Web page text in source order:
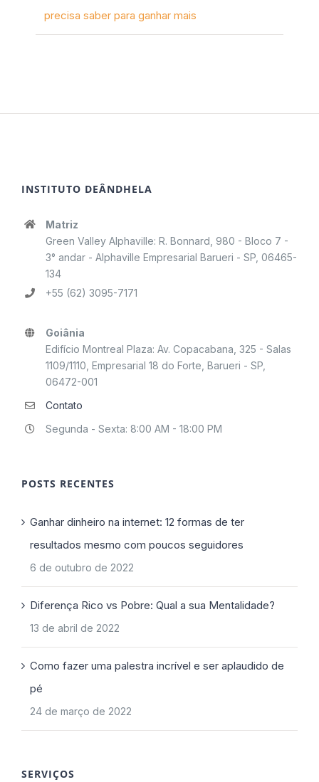
precisa saber para ganhar mais
INSTITUTO DEÂNDHELA
Matriz
Green Valley Alphaville: R. Bonnard, 980 - Bloco 7 -
3° andar - Alphaville Empresarial Barueri - SP, 06465-
134
+55 (62) 3095-7171
Goiânia
Edifício Montreal Plaza: Av. Copacabana, 325 - Salas
1109/1110, Empresarial 18 do Forte, Barueri - SP,
06472-001
Contato
Segunda - Sexta: 8:00 AM - 18:00 PM
POSTS RECENTES
Ganhar dinheiro na internet: 12 formas de ter
resultados mesmo com poucos seguidores
6 de outubro de 2022
Diferença Rico vs Pobre: Qual a sua Mentalidade?
13 de abril de 2022
Como fazer uma palestra incrível e ser aplaudido de
pé
24 de março de 2022
SERVIÇOS